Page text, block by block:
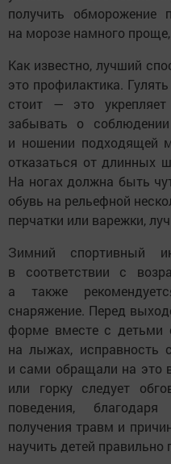
получить обморожение
на морозе намного
Как известно, лучший
это профилактика.
стоит — это
забывать о
и ношении подходящей
отказаться от длинных
На ногах должна быть
обувь на рельефной
перчатки или варежки,
Зимний спортивный
в соответствии с
а также
снаряжение. Перед
форме вместе с детьми
на лыжах, исправность
и сами обращали на это
или горку следует
поведения,
получения травм и
научить детей